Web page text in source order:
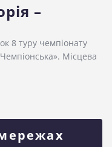
–
8 туру чемпіонату
Місцева